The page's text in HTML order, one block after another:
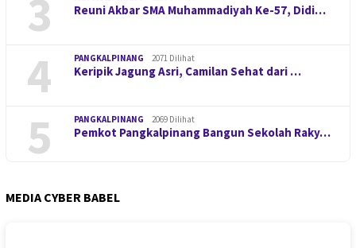
3 Reuni Akbar SMA Muhammadiyah Ke-57, Didi…
4 PANGKALPINANG 2071 Dilihat
Keripik Jagung Asri, Camilan Sehat dari …
5 PANGKALPINANG 2069 Dilihat
Pemkot Pangkalpinang Bangun Sekolah Raky…
MEDIA CYBER BABEL